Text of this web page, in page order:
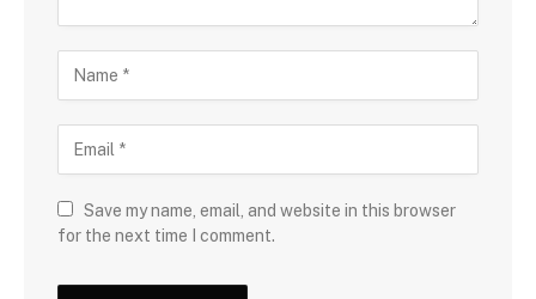
Save my name, email, and website in this browser
for the next time I comment.